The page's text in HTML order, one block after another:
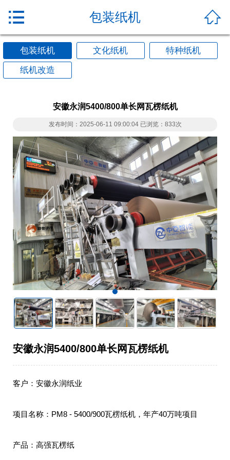

包装纸机

包装纸机 文化纸机
特种纸机
纸机改造
安徽永润5400/800单长网瓦楞纸机
发布时间：2025-06-11 09:00:04 已浏览：833次
安徽永润5400/800单长网瓦楞纸机
客户：安徽永润纸业
项目名称：PM8 - 5400/900瓦楞纸机，年产40万吨项目
产品：高强瓦楞纸